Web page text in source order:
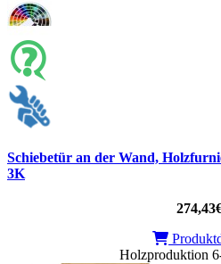
Schiebetür an der Wand,
3K
Holzproduktion